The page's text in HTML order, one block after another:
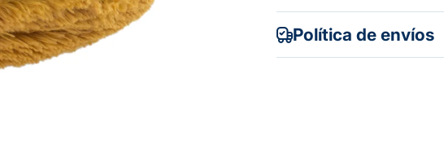
Política de envíos